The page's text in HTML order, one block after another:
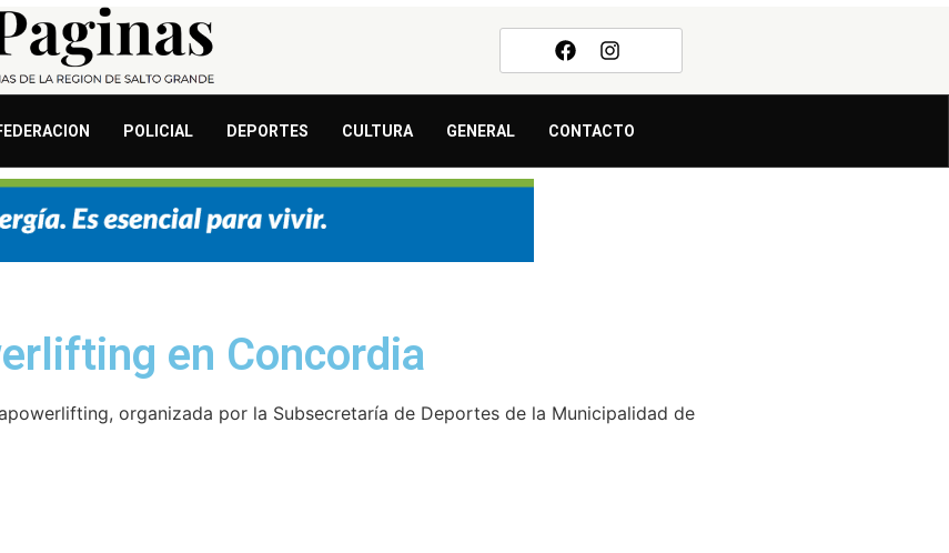
POLICIAL DEPORTES CULTURA GENERAL CONTACTO
en Concordia
organizada por la Subsecretaría de Deportes de la Municipalidad de